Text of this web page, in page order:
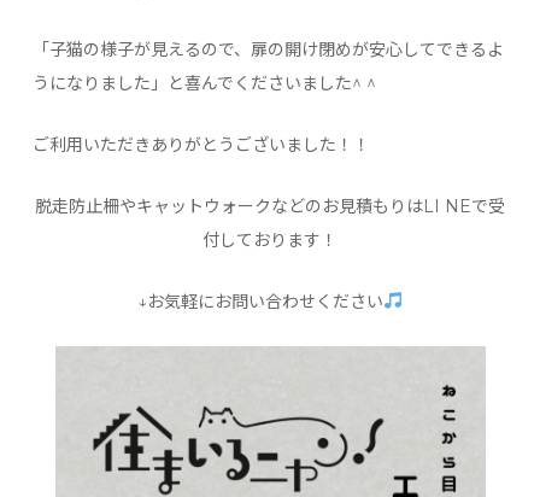
「子猫の様子が見えるので、扉の開け閉めが安心してできるよ
うになりました」と喜んでくださいました^ ^
ご利用いただきありがとうございました！！
脱走防止柵やキャットウォークなどのお見積もりはLI NEで受
付しております！
↓お気軽にお問い合わせください